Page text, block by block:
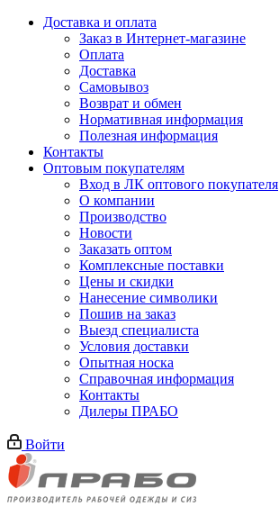
Доставка и оплата
Заказ в Интернет-магазине
Оплата
Доставка
Самовывоз
Возврат и обмен
Нормативная информация
Полезная информация
Контакты
Оптовым покупателям
Вход в ЛК оптового покупателя
О компании
Производство
Новости
Заказать оптом
Комплексные поставки
Цены и скидки
Нанесение символики
Пошив на заказ
Выезд специалиста
Условия доставки
Опытная носка
Справочная информация
Контакты
Дилеры ПРАБО
Войти